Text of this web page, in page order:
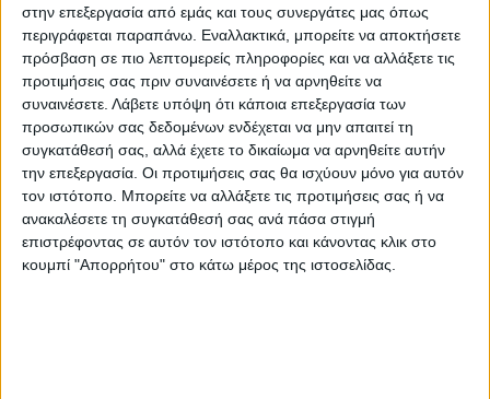
στην επεξεργασία από εμάς και τους συνεργάτες μας όπως
περιγράφεται παραπάνω. Εναλλακτικά, μπορείτε να αποκτήσετε
πρόσβαση σε πιο λεπτομερείς πληροφορίες και να αλλάξετε τις
προτιμήσεις σας πριν συναινέσετε ή να αρνηθείτε να
συναινέσετε. Λάβετε υπόψη ότι κάποια επεξεργασία των
προσωπικών σας δεδομένων ενδέχεται να μην απαιτεί τη
συγκατάθεσή σας, αλλά έχετε το δικαίωμα να αρνηθείτε αυτήν
την επεξεργασία. Οι προτιμήσεις σας θα ισχύουν μόνο για αυτόν
τον ιστότοπο. Μπορείτε να αλλάξετε τις προτιμήσεις σας ή να
ανακαλέσετε τη συγκατάθεσή σας ανά πάσα στιγμή
επιστρέφοντας σε αυτόν τον ιστότοπο και κάνοντας κλικ στο
κουμπί "Απορρήτου" στο κάτω μέρος της ιστοσελίδας.
διοργανωτής αναλαμβάνει να αποζημιώσει
το Δήμο Καρδίτσας με επιπλέον ποσό
ισόποσο της ζημίας που θα προκληθεί, όπως
αυτή θα προκύπτει από επίσημα
παραστατικά.
Τελευταίες Ειδήσεις Σήμερα
Ακολούθησε την εφημερίδα ΝΕΟΣ